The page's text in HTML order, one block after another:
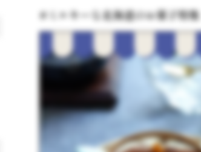
#ミルキーな北海道のお菓子特集